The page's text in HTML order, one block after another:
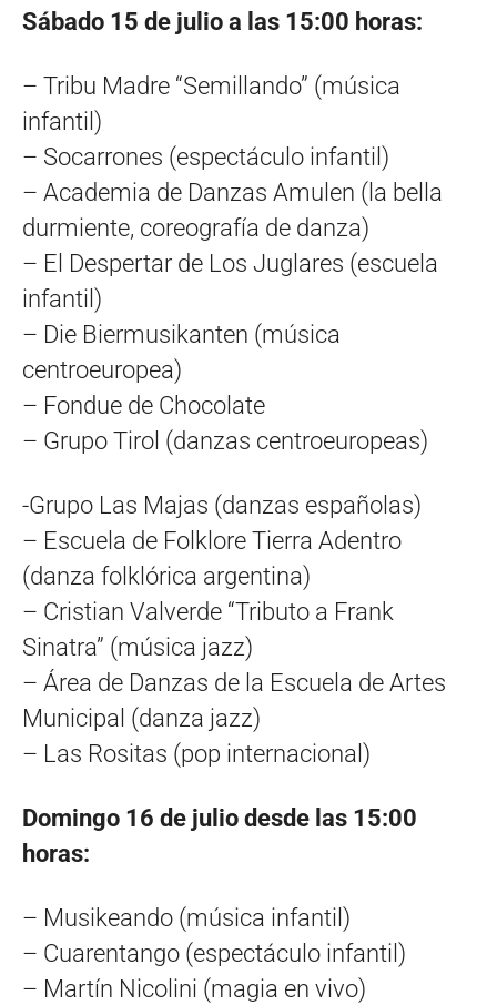
Sábado 15 de julio a las 15:00 horas:
– Tribu Madre “Semillando” (música
infantil)
– Socarrones (espectáculo infantil)
– Academia de Danzas Amulen (la bella
durmiente, coreografía de danza)
– El Despertar de Los Juglares (escuela
infantil)
– Die Biermusikanten (música
centroeuropea)
– Fondue de Chocolate
– Grupo Tirol (danzas centroeuropeas)
-Grupo Las Majas (danzas españolas)
– Escuela de Folklore Tierra Adentro
(danza folklórica argentina)
– Cristian Valverde “Tributo a Frank
Sinatra” (música jazz)
– Área de Danzas de la Escuela de Artes
Municipal (danza jazz)
– Las Rositas (pop internacional)
Domingo 16 de julio desde las 15:00
horas:
– Musikeando (música infantil)
– Cuarentango (espectáculo infantil)
– Martín Nicolini (magia en vivo)